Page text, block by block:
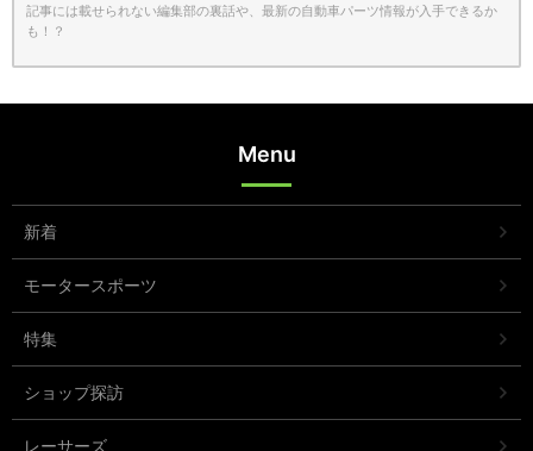
記事には載せられない編集部の裏話や、最新の自動車パーツ情報が入手できるか
も！？
Menu
新着
モータースポーツ
特集
ショップ探訪
レーサーズ